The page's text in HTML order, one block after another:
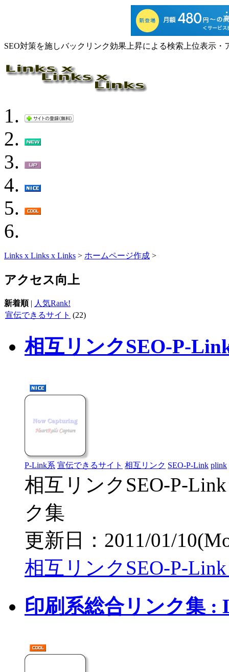
SEO対策を施しバックリンク効果上昇による検索上位表示
Links x Links x Links > ホームページ作成 >
アクセス向上
新着順| 人気Rank!
宣伝できるサイト (22)
相互リンクSEO-P-
P-Link系 宣伝できるサイト 相互リンク SEO-P-Link plink
相互リンクSEO-P-
ク集
更新日：2011/01/
相互リンクSEO-P-
印刷系総合リンク集 :